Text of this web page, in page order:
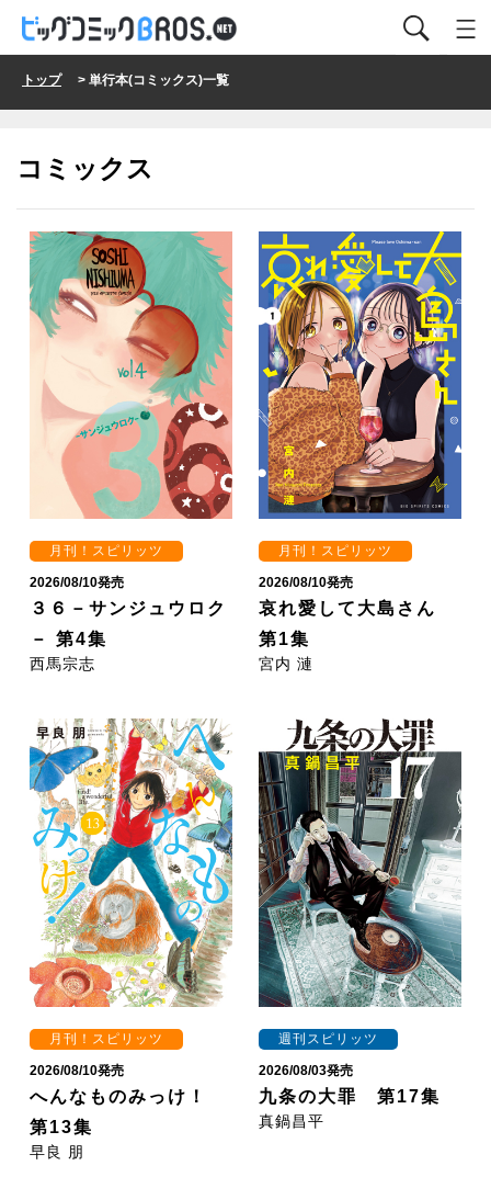
トップ> 単行本(コミックス)一覧
コミックス
月刊！スピリッツ
2026/08/10発売
３６－サンジュウロク
－ 第4集
西馬宗志
月刊！スピリッツ
2026/08/10発売
哀れ愛して大島さん
第1集
宮内 漣
月刊！スピリッツ
2026/08/10発売
へんなものみっけ！
第13集
早良 朋
週刊スピリッツ
2026/08/03発売
九条の大罪 第17集
真鍋昌平